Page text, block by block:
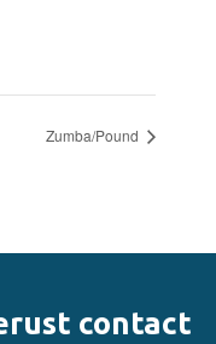
Zumba/Pound
contact